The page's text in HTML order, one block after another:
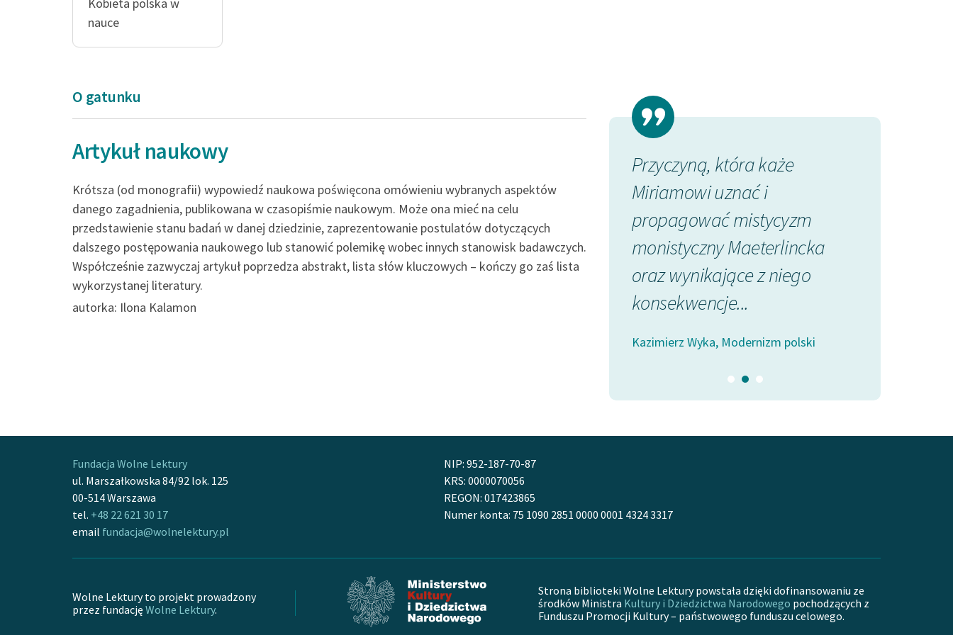
nauce
O gatunku
Artykuł naukowy
Krótsza (od monografii) wypowiedź naukowa poświęcona omówieniu wybranych aspektów
danego zagadnienia, publikowana w czasopiśmie naukowym. Może ona mieć na celu
przedstawienie stanu badań w danej dziedzinie, zaprezentowanie postulatów dotyczących
dalszego postępowania naukowego lub stanowić polemikę wobec innych stanowisk badawczych.
Współcześnie zazwyczaj artykuł poprzedza abstrakt, lista słów kluczowych – kończy go zaś lista
wykorzystanej literatury.
autorka: Ilona Kalamon
Domy dla obłąkanych są
archiwum socjologicznym,
gdzie najlepiej można badać
wpływy otoczenia na naturę
ludzką
Kazimierz Wyka, Modernizm polski
„Może za jakieś tysiąc
latPałubanaprawdę
wyjdzie w szkolnym
wydaniu jako próbka
Przyczyną, która każe
Miriamowi uznać i
propagować mistycyzm
monistyczny Maeterlincka
oraz wynikające z niego
konsekwencje...
Kazimierz Wyka, Modernizm polski
Fundacja Wolne Lektury
ul. Marszałkowska 84/92 lok. 125
00-514 Warszawa
tel. +48 22 621 30 17
email fundacja@wolnelektury.pl
NIP: 952-187-70-87
KRS: 0000070056
REGON: 017423865
Numer konta: 75 1090 2851 0000 0001 4324 3317
Wolne Lektury to projekt prowadzony
przez fundację Wolne Lektury.
Strona biblioteki Wolne Lektury powstała dzięki dofinansowaniu ze
środków Ministra Kultury i Dziedzictwa Narodowego pochodzących z
Funduszu Promocji Kultury – państwowego funduszu celowego.